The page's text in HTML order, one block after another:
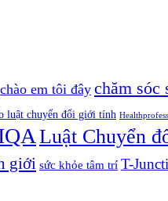
chào em tôi đây chăm sóc
luật chuyển đổi giới tính
Luật Chuyển
giới sức khỏe tâm trí T-